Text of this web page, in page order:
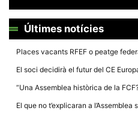
Últimes notícies
Places vacants RFEF o peatge
El soci decidirà el futur del CE
“Una Assemblea històrica de la
El que no t’explicaran a l’Assemblea